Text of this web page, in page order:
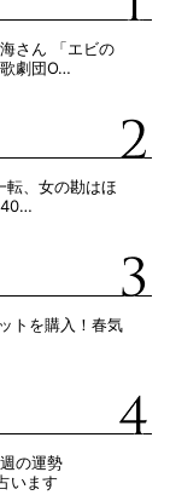
さん 「エビの
劇団O…
転、女の勘はほ
40…
トを購入！春気
の運勢
います